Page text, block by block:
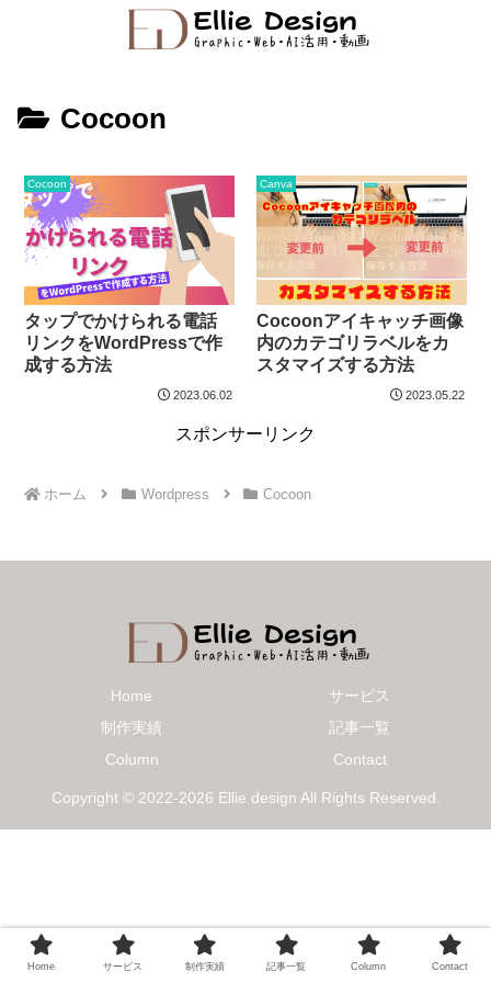
Cocoon
Cocoon
タップでかけられる電話
リンクをWordPressで作
成する方法
2023.06.02
Canva
Cocoonアイキャッチ画像
内のカテゴリラベルをカ
スタマイズする方法
2023.05.22
スポンサーリンク
ホーム Wordpress Cocoon
Home
サービス
制作実績
記事一覧
Column
Contact
Copyright © 2022-2026 Ellie design All Rights Reserved.
Home サービス 制作実績 記事一覧 Column Contact